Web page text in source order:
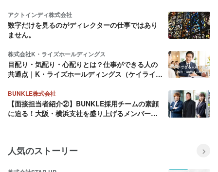
アクトインディ株式会社
数字だけを見るのがディレクターの仕事ではあり
ません。
株式会社K・ライズホールディングス
目配り・気配り・心配りとは？仕事ができる人の
共通点｜K・ライズホールディングス（ケイライ
BUNKLE株式会社
【面接担当者紹介②】BUNKLE採用チームの素顔
に迫る！大阪・横浜支社を盛り上げるメンバーを
人気のストーリー